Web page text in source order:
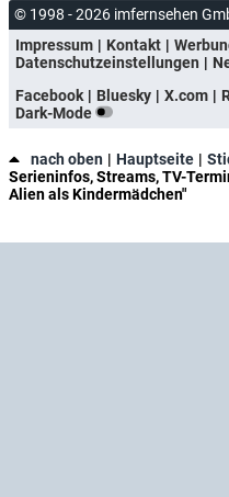
© 1998 - 2026 imfernsehen
Impressum
Kontakt
Datenschutzeinstellungen
Facebook
Bluesky X.com
Dark-Mode
nach oben Hauptseite
Serieninfos, Streams, TV-
Alien als Kindermädchen"